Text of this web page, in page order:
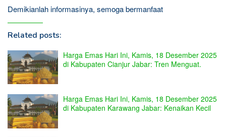
Demikianlah informasinya, semoga bermanfaat
Related posts:
Harga Emas Hari Ini, Kamis, 18 Desember 2025
di Kabupaten Cianjur Jabar: Tren Menguat.
Harga Emas Hari Ini, Kamis, 18 Desember 2025
di Kabupaten Karawang Jabar: Kenaikan Kecil